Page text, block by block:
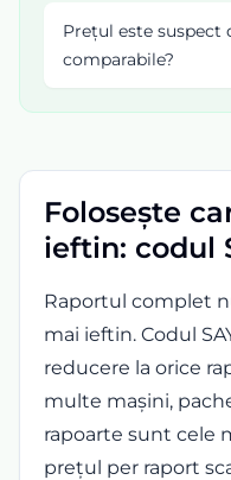
Prețul este suspect
comparabile?
Folosește
ieftin: codul
Raportul complet
mai ieftin. Codul
reducere la orice
multe mașini,
rapoarte sunt cele
prețul per raport